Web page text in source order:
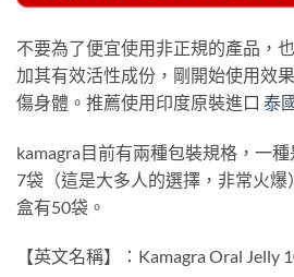
不要為了便宜使用非正規的產品，
加其有效活性成份，剛開始使用效
傷身體。推薦使用印度原裝進口 泰
kamagra目前有兩種包裝規格，一
7袋（這是大多人的選擇，非常火
盒有50袋。
【英文名稱】：Kamagra Oral Jelly